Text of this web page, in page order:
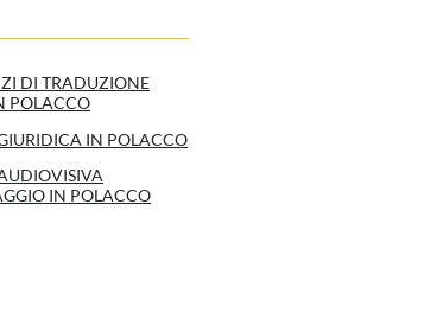
DI TRADUZIONE
POLACCO
IN POLACCO
IN POLACCO